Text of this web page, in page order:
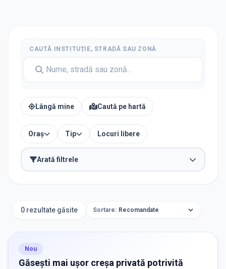
CAUTĂ INSTITUȚIE, STRADĂ SAU ZONĂ
Lângă mine Caută pe hartă
Oraș Tip Locuri libere
Arată filtrele
0 rezultate găsite Sortare:
Nou
Găsești mai ușor creșa privată potrivită